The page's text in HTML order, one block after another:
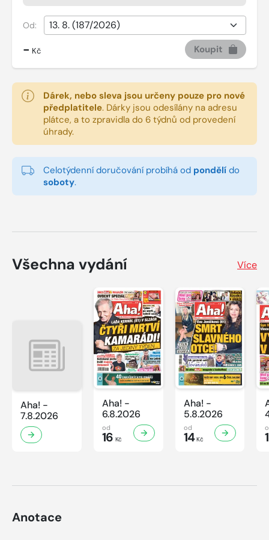
Od:
- Kč Koupit
Dárek, nebo sleva jsou určeny pouze pro nové
předplatitele. Dárky jsou odesílány na adresu
plátce, a to zpravidla do 6 týdnů od provedení
úhrady.
Celotýdenní doručování probíhá od pondělí do
soboty.
Všechna vydání Více
Aha! -
7.8.2026
Aha! -
6.8.2026
od
16 Kč
Aha! -
5.8.2026
od
14Kč
Anotace